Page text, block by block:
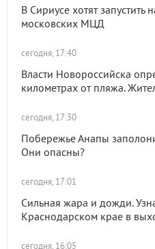
В Сириусе хотят
московских МЦД
сегодня, 17:40
Власти Новороссийска
километрах от пляжа.
сегодня, 17:30
Побережье Анапы
Они опасны?
сегодня, 17:01
Сильная жара и дожди.
Краснодарском крае в
сегодня, 16:05